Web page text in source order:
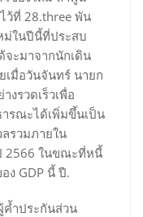
ว้ที่ 28.three พัน
ม่ในปีนี้ที่ประสบ
จะมาจากนักเดิน
เมื่อวันจันทร์ นายก
งรวดเร็วเพื่อ
รณะได้เพิ่มขึ้นเป็น
รวมภายใน
2566 ในขณะที่หนี้
ง GDP นี้ ปี.
ำประกันส่วน